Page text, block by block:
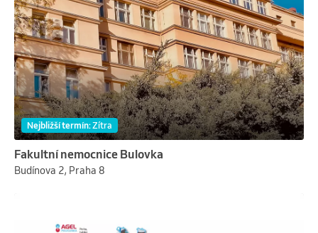
Nejbližší termín: Zítra
Fakultní nemocnice Bulovka
Budínova 2, Praha 8